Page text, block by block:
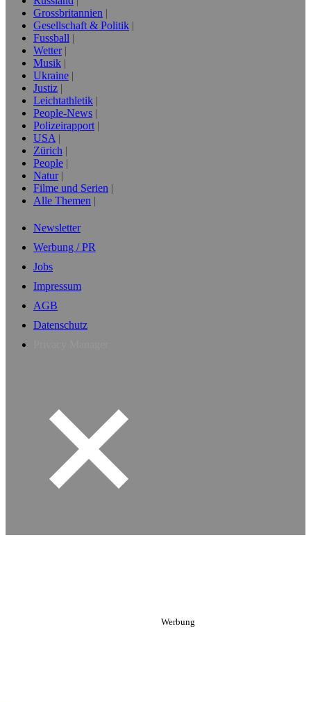
Grossbritannien
Gesellschaft & Politik
Fussball
Wetter
Musik
Ukraine
Justiz
Leichtathletik
People-News
Polizeirapport
USA
Zürich
People
Natur
Filme und Serien
Alle Themen
Newsletter
Werbung / PR
Jobs
Impressum
AGB
Datenschutz